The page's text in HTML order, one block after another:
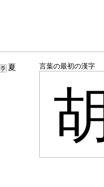
夏
言葉の最初の漢字
胡